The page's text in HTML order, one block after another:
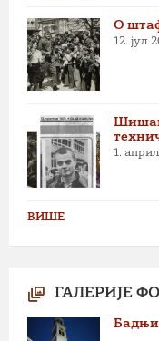
О
12. јул
1.
ВИШЕ
ГАЛЕРИЈЕ
Бадњи